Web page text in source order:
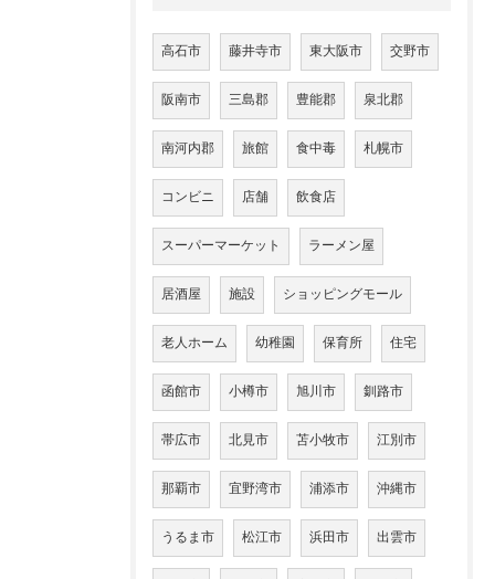
高石市 藤井寺市 東大阪市 交野市
阪南市 三島郡 豊能郡 泉北郡
南河内郡 旅館 食中毒 札幌市
コンビニ 店舗 飲食店
スーパーマーケット ラーメン屋
居酒屋 施設 ショッピングモール
老人ホーム 幼稚園 保育所 住宅
函館市 小樽市 旭川市 釧路市
帯広市 北見市 苫小牧市 江別市
那覇市 宜野湾市 浦添市 沖縄市
うるま市 松江市 浜田市 出雲市